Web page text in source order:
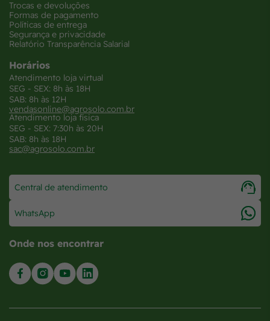
Trocas e devoluções
Formas de pagamento
Políticas de entrega
Segurança e privacidade
Relatório Transparência Salarial
Horários
Atendimento loja virtual
SEG - SEX: 8h às 18H
SAB: 8h às 12H
vendasonline@agrosolo.com.br
Atendimento loja física
SEG - SEX: 7:30h às 20H
SAB: 8h às 18H
sac@agrosolo.com.br
Central de atendimento
WhatsApp
Onde nos encontrar